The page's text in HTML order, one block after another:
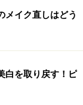
アップして、
込まれ、肌が
いただいてい
メイク直しはどう
白を取り戻す！ピ